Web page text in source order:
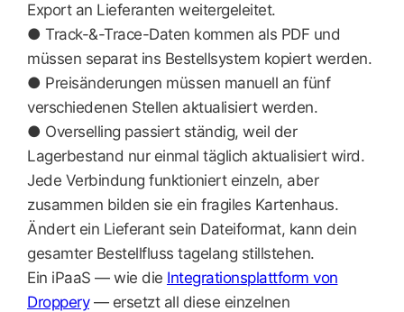
Export an Lieferanten weitergeleitet.
● Track-&-Trace-Daten kommen als PDF und
müssen separat ins Bestellsystem kopiert werden.
● Preisänderungen müssen manuell an fünf
verschiedenen Stellen aktualisiert werden.
● Overselling passiert ständig, weil der
Lagerbestand nur einmal täglich aktualisiert wird.
Jede Verbindung funktioniert einzeln, aber
zusammen bilden sie ein fragiles Kartenhaus.
Ändert ein Lieferant sein Dateiformat, kann dein
gesamter Bestellfluss tagelang stillstehen.
Ein iPaaS — wie die Integrationsplattform von
Droppery— ersetzt all diese einzelnen